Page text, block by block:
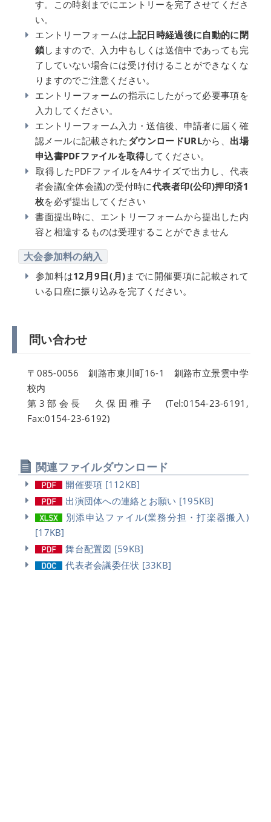
す。この時刻までにエントリーを完了させてくださ
い。
エントリーフォームは上記日時経過後に自動的に閉
鎖しますので、入力中もしくは送信中であっても完
了していない場合には受け付けることができなくな
りますのでご注意ください。
エントリーフォームの指示にしたがって必要事項を
入力してください。
エントリーフォーム入力・送信後、申請者に届く確
認メールに記載された ダウンロードURLから、 出場
申込書PDFファイルを取得してください。
取得したPDFファイルをA4サイズで出力し、代表
者会議(全体会議)の受付時に代表者印(公印)押印済1
枚を必ず提出してください
書面提出時に、エントリーフォームから提出した内
容と相違するものは受理することができません
大会参加料の納入
参加料は12月9日(月) までに開催要項に記載されて
いる口座に振り込みを完了ください。
問い合わせ
〒085-0056 釧路市東川町16-1 釧路市立景雲中学
校内
第3部会長 久保田稚子 (Tel:0154-23-6191,
Fax:0154-23-6192)
関連ファイルダウンロード
開催要項 [112KB]
出演団体への連絡とお願い [195KB]
別添申込ファイル(業務分担・打楽器搬入)
[17KB]
舞台配置図 [59KB]
代表者会議委任状 [33KB]